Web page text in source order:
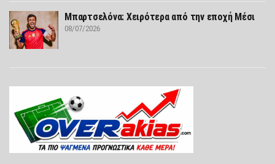
Μπαρτσελόνα: Χειρότερα από την εποχή Μέσι
08/07/2026